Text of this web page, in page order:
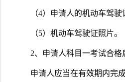
（4）申请人的机动车驾驶
（5）机动车驾驶证照片。
2、申请人科目一考试合
申请人应当在有效期内完